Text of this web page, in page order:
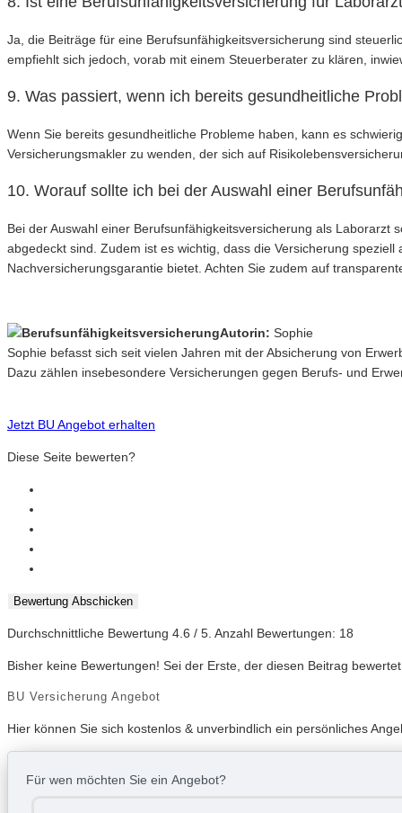
Ja, die Beiträge für eine Berufsunfähigkeitsversicherung sind
empfiehlt sich jedoch, vorab mit einem Steuerberater zu klären,
9. Was passiert, wenn ich bereits gesundheitliche
Wenn Sie bereits gesundheitliche Probleme haben, kann es
Versicherungsmakler zu wenden, der sich auf
10. Worauf sollte ich bei der Auswahl einer
Bei der Auswahl einer Berufsunfähigkeitsversicherung als
abgedeckt sind. Zudem ist es wichtig, dass die Versicherung
Nachversicherungsgarantie bietet. Achten Sie zudem auf
Autorin: Sophie
Sophie befasst sich seit vielen Jahren mit der Absicherung von
Dazu zählen insebesondere Versicherungen gegen Berufs- und
Jetzt BU Angebot erhalten
Diese Seite bewerten?
Bewertung Abschicken
Durchschnittliche Bewertung 4.6 / 5. Anzahl Bewertungen: 18
Bisher keine Bewertungen! Sei der Erste, der diesen Beitrag
BU Versicherung Angebot
Hier können Sie sich kostenlos & unverbindlich ein persönliches
Für wen möchten Sie ein Angebot?